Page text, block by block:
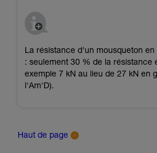
La résistance d'un mousqueton
: seulement 30 % de la résistance
exemple 7 kN au lieu de 27 kN en
l'Am'D).
Haut de page